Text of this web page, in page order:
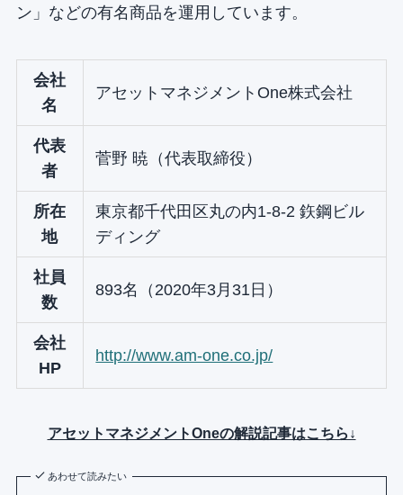
ン」などの有名商品を運用しています。
会社
名
アセットマネジメントOne株式会社
代表
者
菅野 暁（代表取締役）
所在
地
東京都千代田区丸の内1-8-2 鉃鋼ビル
ディング
社員
数
893名（2020年3月31日）
会社
HP
http://www.am-one.co.jp/
アセットマネジメントOneの解説記事はこちら↓
あわせて読みたい